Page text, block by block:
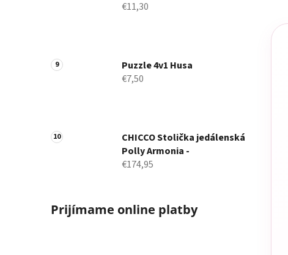
€11,30
Puzzle 4v1 Husa
€7,50
CHICCO Stolička jedálenská
Polly Armonia -
€174,95
Prijímame online platby